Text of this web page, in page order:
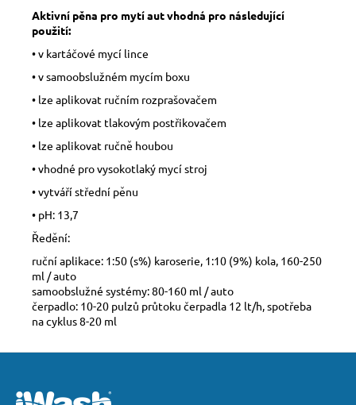
Aktivní pěna pro mytí aut vhodná pro následující
použití:
• v kartáčové mycí lince
• v samoobslužném mycím boxu
• lze aplikovat ručním rozprašovačem
• lze aplikovat tlakovým postřikovačem
• lze aplikovat ručně houbou
• vhodné pro vysokotlaký mycí stroj
• vytváří střední pěnu
• pH: 13,7
Ředění:
ruční aplikace: 1:50 (s%) karoserie, 1:10 (9%) kola, 160-250
ml / auto
samoobslužné systémy: 80-160 ml / auto
čerpadlo: 10-20 pulzů průtoku čerpadla 12 lt/h, spotřeba
na cyklus 8-20 ml